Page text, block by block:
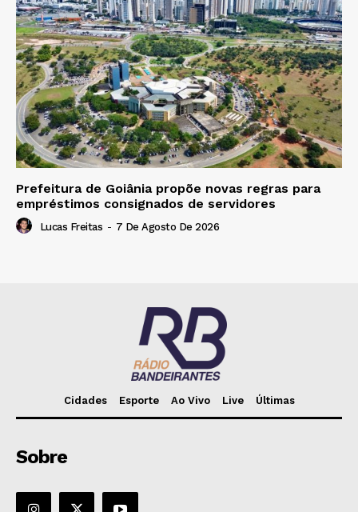
Prefeitura de Goiânia propõe novas regras para
empréstimos consignados de servidores
Lucas Freitas - 7 De Agosto De 2026
Cidades Esporte Ao Vivo Live Últimas
Sobre